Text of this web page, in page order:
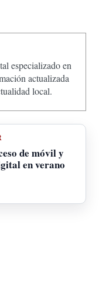
especializado en
actualizada
local.
de móvil y
en verano